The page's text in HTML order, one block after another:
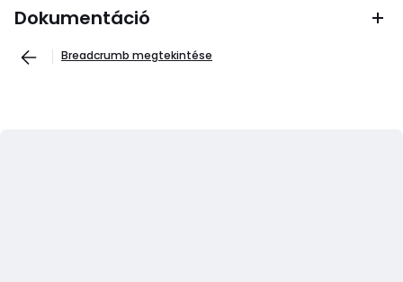
Dokumentáció
Breadcrumb megtekintése